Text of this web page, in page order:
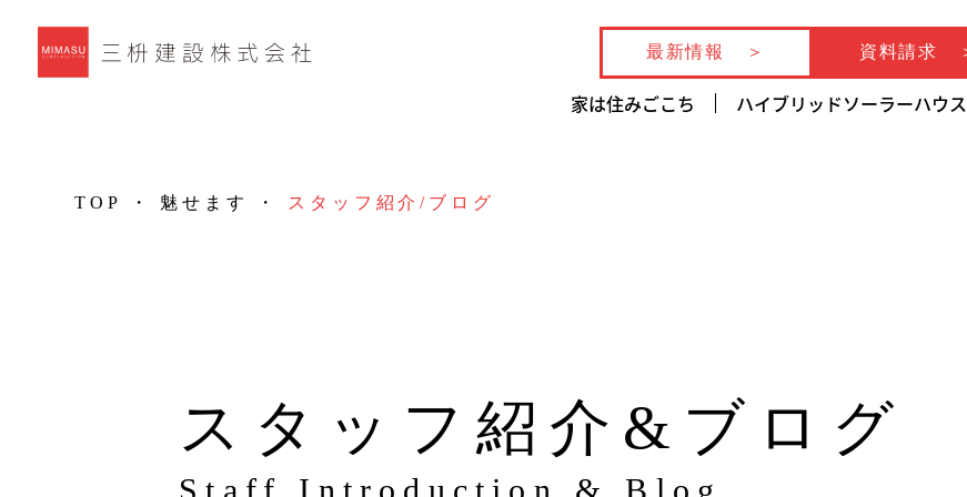
最新情報 資料請求
家は住みごこち ハイブリッドソーラーハウス
TOP ・ 魅せます ・ スタッフ紹介/ブログ
スタッフ紹介&ブログ